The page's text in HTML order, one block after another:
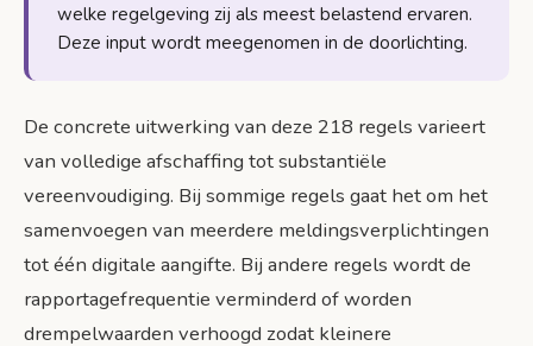
welke regelgeving zij als meest belastend ervaren.
Deze input wordt meegenomen in de doorlichting.
De concrete uitwerking van deze 218 regels varieert
van volledige afschaffing tot substantiële
vereenvoudiging. Bij sommige regels gaat het om het
samenvoegen van meerdere meldingsverplichtingen
tot één digitale aangifte. Bij andere regels wordt de
rapportagefrequentie verminderd of worden
drempelwaarden verhoogd zodat kleinere